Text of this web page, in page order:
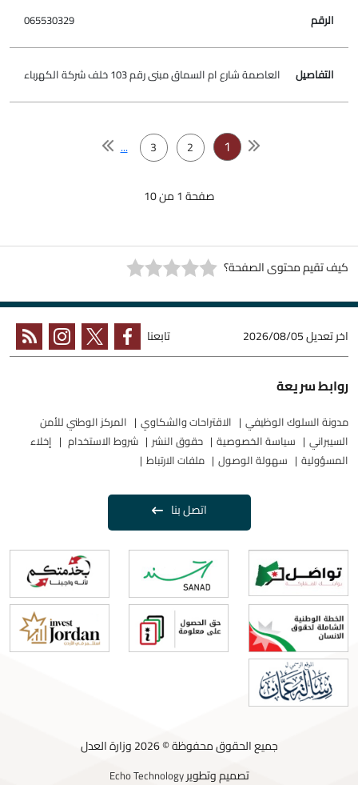
065530329
العاصمة شارع ام السماق مبنى رقم 103 خلف شركة الكهرباء
1
2
3
صفحة 1 من 10
كيف تقيم محتوى الصفحة؟
اخر تعديل2026/08/05 تابعنا
روابط سريعة
مدونة السلوك الوظيفي الاقتراحات والشكاوي
المركز الوطني للأمن
السيبراني
سياسة الخصوصية حقوق النشر شروط الاستخدام
إخلاء
المسؤولية
سهولة الوصول ملفات الارتباط
اتصل بنا
جميع الحقوق محفوظة © 2026 وزارة العدل
تصميم وتطويرEcho Technology